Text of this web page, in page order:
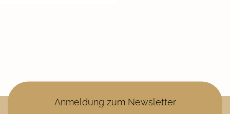
Anmeldung zum Newsletter